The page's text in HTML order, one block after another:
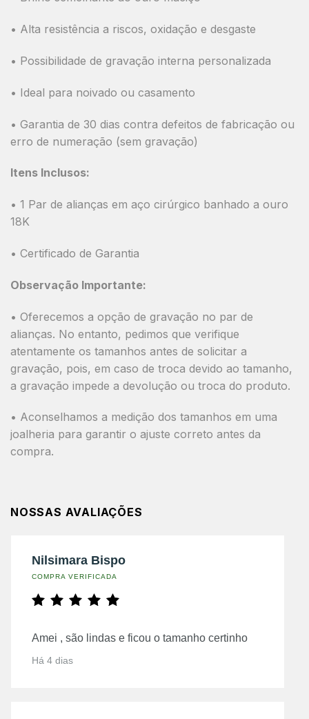
• Alta resistência a riscos, oxidação e desgaste
• Possibilidade de gravação interna personalizada
• Ideal para noivado ou casamento
• Garantia de 30 dias contra defeitos de fabricação ou
erro de numeração (sem gravação)
Itens Inclusos:
• 1 Par de alianças em aço cirúrgico banhado a ouro
18K
• Certificado de Garantia
Observação Importante:
• Oferecemos a opção de gravação no par de
alianças. No entanto, pedimos que verifique
atentamente os tamanhos antes de solicitar a
gravação, pois, em caso de troca devido ao tamanho,
a gravação impede a devolução ou troca do produto.
• Aconselhamos a medição dos tamanhos em uma
joalheria para garantir o ajuste correto antes da
compra.
NOSSAS AVALIAÇÕES
Nilsimara Bispo
COMPRA VERIFICADA
Amei , são lindas e ficou o tamanho certinho
Há 4 dias